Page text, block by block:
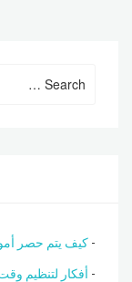
for:
كيف يتم حصر
أفكار لتنظيم